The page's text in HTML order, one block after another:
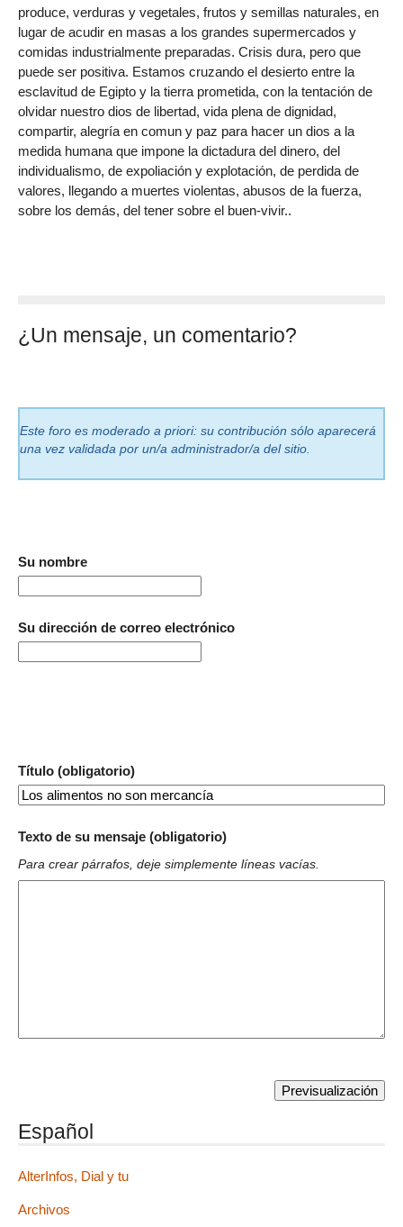
produce, verduras y vegetales, frutos y semillas naturales, en
lugar de acudir en masas a los grandes supermercados y
comidas industrialmente preparadas. Crisis dura, pero que
puede ser positiva. Estamos cruzando el desierto entre la
esclavitud de Egipto y la tierra prometida, con la tentación de
olvidar nuestro dios de libertad, vida plena de dignidad,
compartir, alegría en comun y paz para hacer un dios a la
medida humana que impone la dictadura del dinero, del
individualismo, de expoliación y explotación, de perdida de
valores, llegando a muertes violentas, abusos de la fuerza,
sobre los demás, del tener sobre el buen-vivir..
¿Un mensaje, un comentario?
Este foro es moderado a priori: su contribución sólo aparecerá
una vez validada por un/a administrador/a del sitio.
Su nombre
Su dirección de correo electrónico
Título (obligatorio)
Texto de su mensaje (obligatorio)
Para crear párrafos, deje simplemente líneas vacías.
Español
AlterInfos, Dial y tu
Archivos